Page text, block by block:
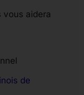
vous aidera
de